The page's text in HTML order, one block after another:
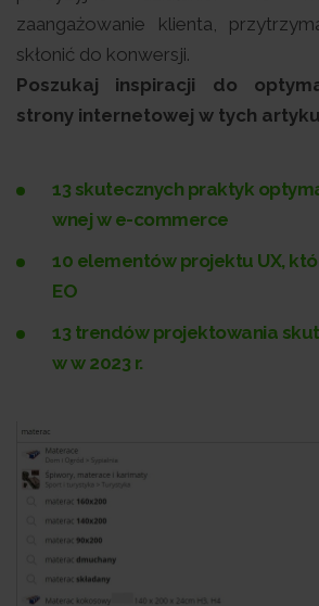
zaangażowanie klienta,
skłonić do konwersji.
Poszukaj inspiracji do
strony internetowej w tych
13 skutecznych praktyk
wnej w e-commerce
10 elementów projektu UX,
EO
13 trendów projektowania
w w 2023 r.